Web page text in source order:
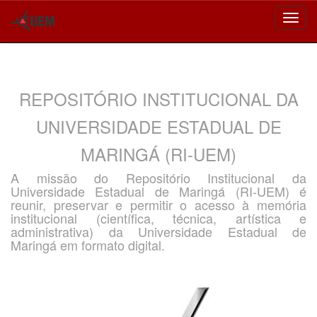
REPOSITÓRIO INSTITUCIONAL DA
UNIVERSIDADE ESTADUAL DE
MARINGÁ (RI-UEM)
A missão do Repositório Institucional da
Universidade Estadual de Maringá (RI-UEM) é
reunir, preservar e permitir o acesso à memória
institucional (científica, técnica, artística e
administrativa) da Universidade Estadual de
Maringá em formato digital.